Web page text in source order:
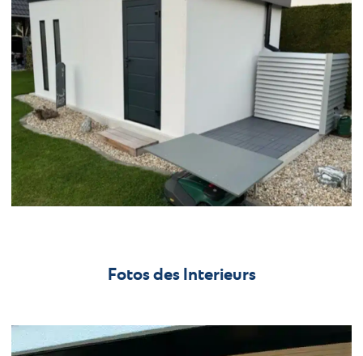
Fotos des Interieurs